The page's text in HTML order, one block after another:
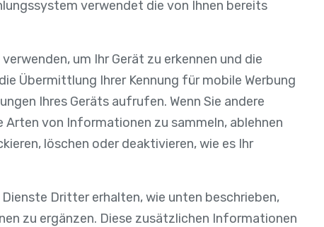
verwendet die von Ihnen bereits
um Ihr Gerät zu erkennen und die
Übermittlung Ihrer Kennung für mobile Werbung
Ihres Geräts aufrufen. Wenn Sie andere
von Informationen zu sammeln, ablehnen
löschen oder deaktivieren, wie es Ihr
Dritter erhalten, wie unten beschrieben,
zu ergänzen. Diese zusätzlichen Informationen